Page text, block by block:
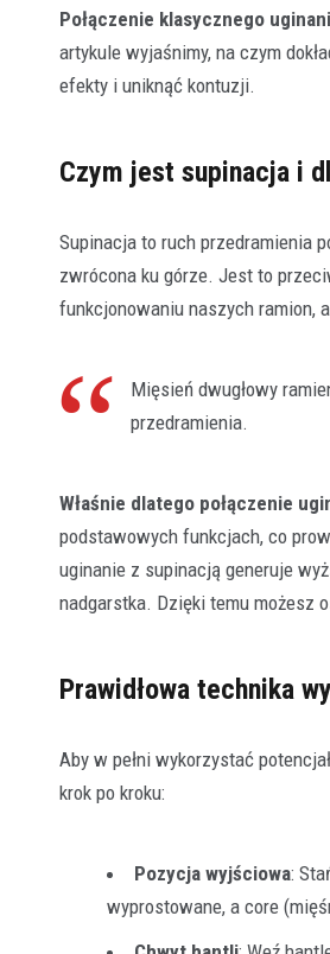
Połączenie klasycznego
artykule wyjaśnimy, na czym
efekty i uniknąć kontuzji.
Czym jest supinacja i
Supinacja to ruch przedramienia
zwrócona ku górze. Jest to
funkcjonowaniu naszych ramion,
Mięsień dwugłowy
przedramienia.
Właśnie dlatego połączenie
podstawowych funkcjach, co
uginanie z supinacją generuje
nadgarstka. Dzięki temu możesz
Prawidłowa technika
Aby w pełni wykorzystać
krok po kroku:
Pozycja wyjściowa:
wyprostowane, a core